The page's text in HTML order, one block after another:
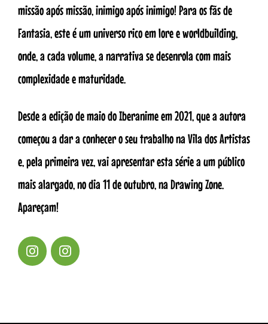
missão após missão, inimigo após inimigo! Para os fãs de
Fantasia, este é um universo rico em lore e worldbuilding,
onde, a cada volume, a narrativa se desenrola com mais
complexidade e maturidade.
Desde a edição de maio do Iberanime em 2021, que a autora
começou a dar a conhecer o seu trabalho na Vila dos Artistas
e, pela primeira vez, vai apresentar esta série a um público
mais alargado, no dia 11 de outubro, na Drawing Zone.
Apareçam!